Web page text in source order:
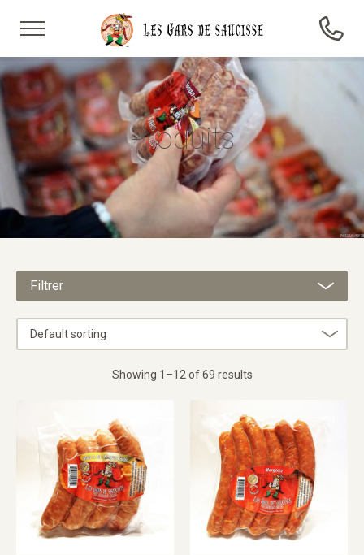
Produits
Filtrer
Default sorting
Showing 1–12 of 69 results